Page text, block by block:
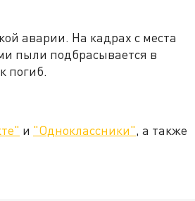
аварии. На кадрах с места
пыли подбрасывается в
погиб.
и "Одноклассники", а также